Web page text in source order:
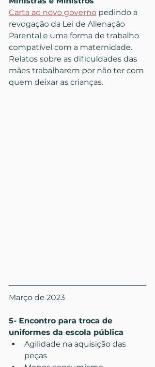
Carta ao novo governo pedindo a
revogação da Lei de Alienação
Parental e uma forma de trabalho
compatível com a maternidade.
Relatos sobre as dificuldades das
mães trabalharem por não ter com
quem deixar as crianças.
Março de 2023
5- Encontro para troca de
uniformes da escola pública
Agilidade na aquisição das
peças